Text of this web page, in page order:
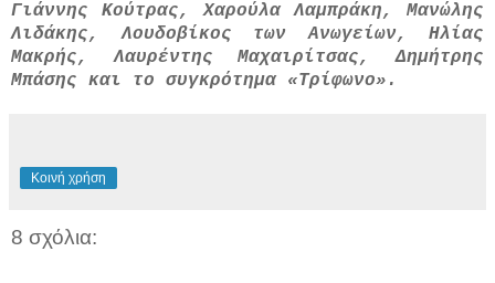
Γιάννης Κούτρας, Χαρούλα Λαμπράκη, Μανώλης
Λιδάκης, Λουδοβίκος των Ανωγείων, Ηλίας
Μακρής, Λαυρέντης Μαχαιρίτσας, Δημήτρης
Μπάσης και το συγκρότημα «Τρίφωνο».
Κοινή χρήση
8 σχόλια: